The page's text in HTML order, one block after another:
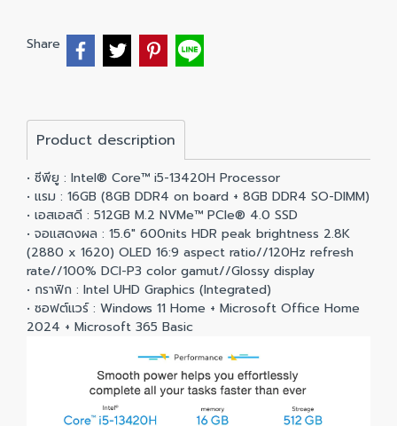
Share
Product description
• ซีพียู : Intel® Core™ i5-13420H Processor
• แรม : 16GB (8GB DDR4 on board + 8GB DDR4 SO-DIMM)
• เอสเอสดี : 512GB M.2 NVMe™ PCIe® 4.0 SSD
• จอแสดงผล : 15.6" 600nits HDR peak brightness 2.8K
(2880 x 1620) OLED 16:9 aspect ratio//120Hz refresh
rate//100% DCI-P3 color gamut//Glossy display
• กราฟิก : Intel UHD Graphics (Integrated)
• ซอฟต์แวร์ : Windows 11 Home + Microsoft Office Home
2024 + Microsoft 365 Basic